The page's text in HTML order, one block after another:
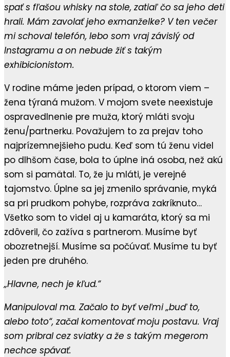
spať s fľašou whisky na stole, zatiaľ čo sa jeho deti
hrali. Mám zavolať jeho exmanželke? V ten večer
mi schoval telefón, lebo som vraj závislý od
Instagramu a on nebude žiť s takým
exhibicionistom.
V rodine máme jeden prípad, o ktorom viem –
žena týraná mužom. V mojom svete neexistuje
ospravedlnenie pre muža, ktorý mláti svoju
ženu/partnerku. Považujem to za prejav toho
najprízemnejšieho pudu. Keď som tú ženu videl
po dlhšom čase, bola to úplne iná osoba, než akú
som si pamätal. To, že ju mláti, je verejné
tajomstvo. Úplne sa jej zmenilo správanie, myká
sa pri prudkom pohybe, rozpráva zakríknuto…
Všetko som to videl aj u kamaráta, ktorý sa mi
zdôveril, čo zažíva s partnerom. Musíme byť
obozretnejší. Musíme sa počúvať. Musíme tu byť
jeden pre druhého.
„Hlavne, nech je kľud.“
Manipuloval ma. Začalo to byť veľmi „buď to,
alebo toto“, začal komentovať moju postavu. Vraj
som pribral cez sviatky a že s takým megerom
nechce spávať.